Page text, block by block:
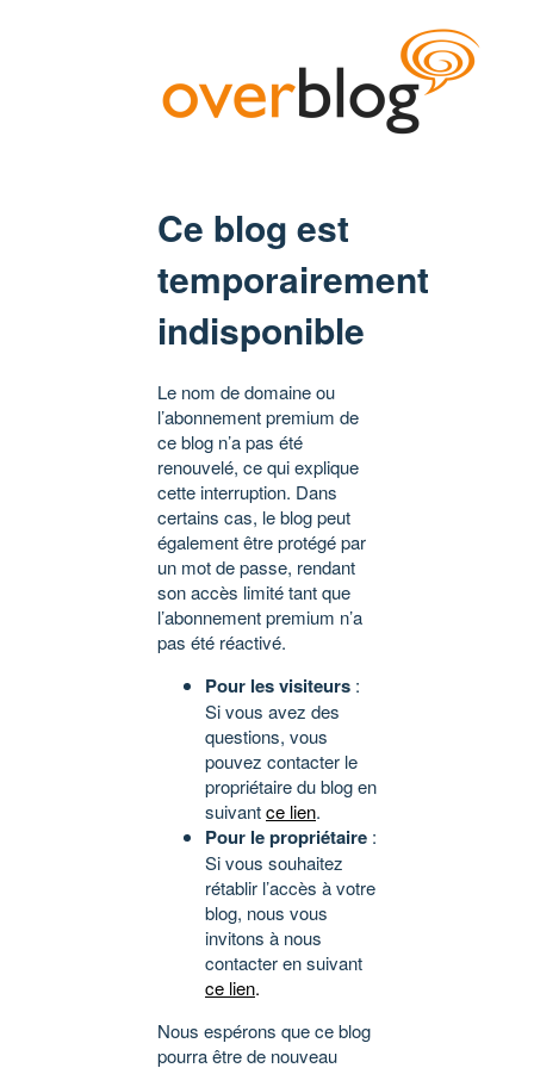
Ce blog est
temporairement
indisponible
Le nom de domaine ou
l’abonnement premium de
ce blog n’a pas été
renouvelé, ce qui explique
cette interruption. Dans
certains cas, le blog peut
également être protégé par
un mot de passe, rendant
son accès limité tant que
l’abonnement premium n’a
pas été réactivé.
Pour les visiteurs :
Si vous avez des
questions, vous
pouvez contacter le
propriétaire du blog en
suivantce lien.
Pour le propriétaire :
Si vous souhaitez
rétablir l’accès à votre
blog, nous vous
invitons à nous
contacter en suivant
ce lien.
Nous espérons que ce blog
pourra être de nouveau